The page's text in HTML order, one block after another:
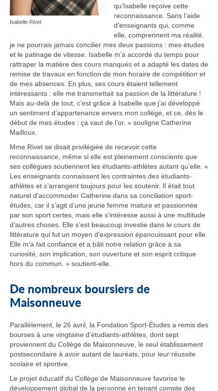
Isabelle Rivet
qu’Isabelle reçoive cette
reconnaissance. Sans l’aide
d’enseignants qui, comme
elle, comprennent ma réalité,
je ne pourrais jamais concilier mes deux passions : mes études
et le patinage de vitesse. Isabelle m’a accordé du temps pour
rattraper la matière des cours manqués et a adapté les dates de
remise de travaux en fonction de mon horaire de compétition et
de mes absences. En plus, ses cours étaient tellement
intéressants : elle me transmettait sa passion de la littérature !
Mais au-delà de tout, c’est grâce à Isabelle que j’ai développé
un sentiment d’appartenance envers mon collège, et ce, dès le
début de mes études : ça vaut de l’or. » souligne Catherine
Mailloux.
Mme Rivet se disait privilégiée de recevoir cette
reconnaissance, même si elle est pleinement consciente que
ses collègues soutiennent les étudiants-athlètes autant qu’elle. «
Les enseignants connaissent les contraintes des étudiants-
athlètes et s’arrangent toujours pour les soutenir. Il était tout
naturel d’accommoder Catherine dans sa conciliation sport-
études, car il s’agit d’une jeune femme mature et passionnée
par son sport certes, mais elle s’intéresse aussi à une multitude
d’autres choses. Elle s’est beaucoup investie dans le cours de
littérature qui fut un moyen d’expression épanouissant pour elle.
Elle m’a fait confiance et a bâti notre relation grâce à sa
curiosité, son implication, son ouverture et son esprit critique
hors du commun. » soutient-elle.
De nombreux boursiers de
Maisonneuve
Parallèlement, le 26 avril, la Fondation Sport-Études a remis des
bourses à une vingtaine d’étudiants-athlètes, dont sept
proviennent du Collège de Maisonneuve, le seul établissement
postsecondaire à avoir autant de lauréats, pour leur réussite
scolaire et sportive.
Le projet éducatif du Collège de Maisonneuve favorise le
développement global de la personne en tenant compte des